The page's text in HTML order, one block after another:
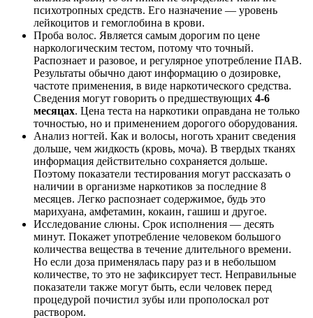
психотропных средств. Его назначение — уровень
лейкоцитов и гемоглобина в крови.
Проба волос. Является самым дорогим по цене
наркологическим тестом, потому что точный.
Распознает и разовое, и регулярное употребление ПАВ.
Результаты обычно дают информацию о дозировке,
частоте применения, в виде наркотического средства.
Сведения могут говорить о предшествующих 4-6
месяцах. Цена теста на наркотики оправдана не только
точностью, но и применением дорогого оборудования.
Анализ ногтей. Как и волосы, ноготь хранит сведения
дольше, чем жидкость (кровь, моча). В твердых тканях
информация действительно сохраняется дольше.
Поэтому показатели тестирования могут рассказать о
наличии в организме наркотиков за последние 8
месяцев. Легко распознает содержимое, будь это
марихуана, амфетамин, кокаин, гашиш и другое.
Исследование слюны. Срок исполнения — десять
минут. Покажет употребление человеком большого
количества вещества в течение длительного времени.
Но если доза применялась пару раз и в небольшом
количестве, то это не зафиксирует тест. Неправильные
показатели также могут быть, если человек перед
процедурой почистил зубы или прополоскал рот
раствором.